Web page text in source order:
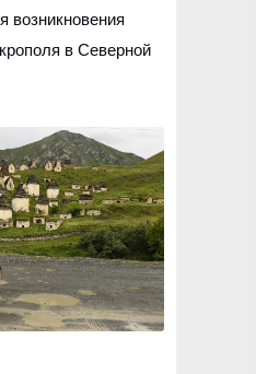
возникновения
в Северной